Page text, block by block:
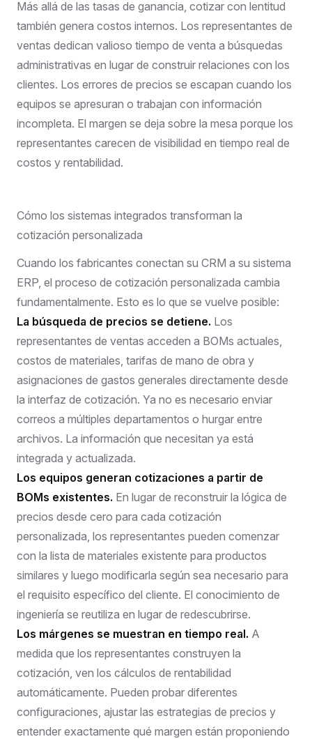
Más allá de las tasas de ganancia, cotizar con lentitud
también genera costos internos. Los representantes de
ventas dedican valioso tiempo de venta a búsquedas
administrativas en lugar de construir relaciones con los
clientes. Los errores de precios se escapan cuando los
equipos se apresuran o trabajan con información
incompleta. El margen se deja sobre la mesa porque los
representantes carecen de visibilidad en tiempo real de
costos y rentabilidad.
Cómo los sistemas integrados transforman la
cotización personalizada
Cuando los fabricantes conectan su CRM a su sistema
ERP, el proceso de cotización personalizada cambia
fundamentalmente. Esto es lo que se vuelve posible:
La búsqueda de precios se detiene. Los
representantes de ventas acceden a BOMs actuales,
costos de materiales, tarifas de mano de obra y
asignaciones de gastos generales directamente desde
la interfaz de cotización. Ya no es necesario enviar
correos a múltiples departamentos o hurgar entre
archivos. La información que necesitan ya está
integrada y actualizada.
Los equipos generan cotizaciones a partir de
BOMs existentes. En lugar de reconstruir la lógica de
precios desde cero para cada cotización
personalizada, los representantes pueden comenzar
con la lista de materiales existente para productos
similares y luego modificarla según sea necesario para
el requisito específico del cliente. El conocimiento de
ingeniería se reutiliza en lugar de redescubrirse.
Los márgenes se muestran en tiempo real. A
medida que los representantes construyen la
cotización, ven los cálculos de rentabilidad
automáticamente. Pueden probar diferentes
configuraciones, ajustar las estrategias de precios y
entender exactamente qué margen están proponiendo